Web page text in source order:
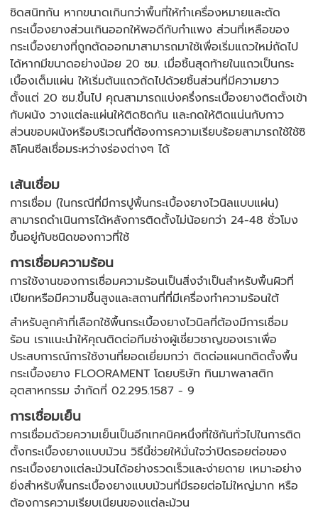
ชิดสนิทกัน หากขนาดเกินกว่าพื้นที่ให้ทำเครื่องหมายและตัด
กระเบื้องยางส่วนเกินออกให้พอดีกับกำแพง ส่วนที่เหลือของ
กระเบื้องยางที่ถูกตัดออกมาสามารถมาใช้เพื่อเริ่มแถวใหม่ถัดไป
ได้หากมีขนาดอย่างน้อย 20 ซม. เมื่อชิ้นสุดท้ายในแถวเป็นกระ
เบื้องเต็มแผ่น ให้เริ่มต้นแถวถัดไปด้วยชิ้นส่วนที่มีความยาว
ตั้งแต่ 20 ซม.ขึ้นไป คุณสามารถแบ่งครึ่งกระเบื้องยางติดตั้งเข้า
กับผนัง วางแต่ละแผ่นให้ติดชิดกัน และกดให้ติดแน่นกับกาว
ส่วนขอบผนังหรือบริเวณที่ต้องการความเรียบร้อยสามารถใช้ใช้ซิ
ลิโคนซีลเชื่อมระหว่างร่องต่างๆ ได้
เส้นเชื่อม
การเชื่อม (ในกรณีที่มีการปูพื้นกระเบื้องยางไวนิลแบบแผ่น)
สามารถดำเนินการได้หลังการติดตั้งไม่น้อยกว่า 24-48 ชั่วโมง
ขึ้นอยู่กับชนิดของกาวที่ใช้
การเชื่อมความร้อน
การใช้งานของการเชื่อมความร้อนเป็นสิ่งจำเป็นสำหรับพื้นผิวที่
เปียกหรือมีความชื้นสูงและสถานที่ที่มีเครื่องทำความร้อนใต้
สำหรับลูกค้าที่เลือกใช้พื้นกระเบื้องยางไวนิลที่ต้องมีการเชื่อม
ร้อน เราแนะนำให้คุณติดต่อทีมช่างผู้เชี่ยวชาญของเราเพื่อ
ประสบการณ์การใช้งานที่ยอดเยี่ยมกว่า ติดต่อแผนกติดตั้งพื้น
กระเบื้องยาง FLOORAMENT โดยบริษัท ทินมาพลาสติก
อุตสาหกรรม จำกัดที่ 02.295.1587 - 9
การเชื่อมเย็น
การเชื่อมด้วยความเย็นเป็นอีกเทคนิคหนึ่งที่ใช้กันทั่วไปในการติด
ตั้งกระเบื้องยางแบบม้วน วิธีนี้ช่วยให้มั่นใจว่าปิดรอยต่อของ
กระเบื้องยางแต่ละม้วนได้อย่างรวดเร็วและง่ายดาย เหมาะอย่าง
ยิ่งสำหรับพื้นกระเบื้องยางแบบม้วนที่มีรอยต่อไม่ใหญ่มาก หรือ
ต้องการความเรียบเนียนของแต่ละม้วน